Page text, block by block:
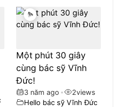
Một phút 30 giây
cùng bác sỹ Vĩnh
Đức!
3 năm ago • 2views
Hello bác sỹ Vĩnh Đức